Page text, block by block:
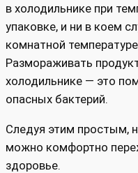
в холодильнике при
упаковке, и ни в коем
комнатной
Размораживать
холодильнике — это
опасных бактерий.
Следуя этим простым,
можно комфортно
здоровье.